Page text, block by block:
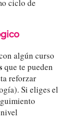
ciclo de
algún curso
que te pueden
reforzar
Si eliges el